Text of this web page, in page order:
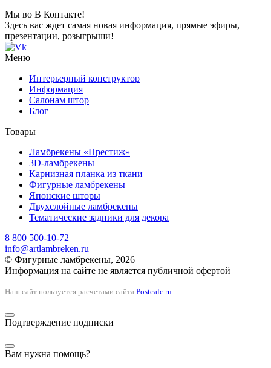
Мы во В Контакте!
Здесь вас ждет самая новая информация, прямые эфиры,
презентации, розыгрыши!
Меню
Интерьерный конструктор
Информация
Салонам штор
Блог
Товары
Ламбрекены «Престиж»
3D-ламбрекены
Карнизная планка из ткани
Фигурные ламбрекены
Японские шторы
Двухслойные ламбрекены
Тематические задники для декора
8 800 500-10-72
info@artlambreken.ru
© Фигурные ламбрекены, 2026
Информация на сайте не является публичной офертой
Наш сайт пользуется расчетами сайта Postcalc.ru
Подтверждение подписки
Вам нужна помощь?